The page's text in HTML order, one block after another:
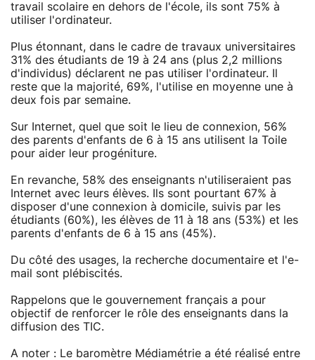
travail scolaire en dehors de l'école, ils sont 75% à
utiliser l'ordinateur.
Plus étonnant, dans le cadre de travaux universitaires
31% des étudiants de 19 à 24 ans (plus 2,2 millions
d'individus) déclarent ne pas utiliser l'ordinateur. Il
reste que la majorité, 69%, l'utilise en moyenne une à
deux fois par semaine.
Sur Internet, quel que soit le lieu de connexion, 56%
des parents d'enfants de 6 à 15 ans utilisent la Toile
pour aider leur progéniture.
En revanche, 58% des enseignants n'utiliseraient pas
Internet avec leurs élèves. Ils sont pourtant 67% à
disposer d'une connexion à domicile, suivis par les
étudiants (60%), les élèves de 11 à 18 ans (53%) et les
parents d'enfants de 6 à 15 ans (45%).
Du côté des usages, la recherche documentaire et l'e-
mail sont plébiscités.
Rappelons que le gouvernement français a pour
objectif de renforcer le rôle des enseignants dans la
diffusion des TIC.
A noter : Le baromètre Médiamétrie a été réalisé entre